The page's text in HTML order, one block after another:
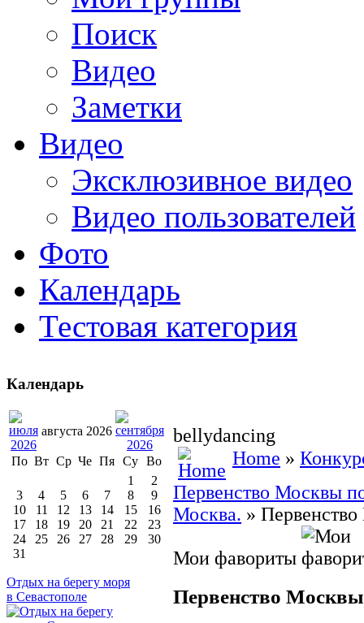
Поиск
Видео
Заметки
Видео
Эксклюзивное видео
Видео пользователей
Фото
Календарь
Тестовая категория
bellydancing
Home »
Первенство Москвы
Москва. »
Мои фавориты
Первенство
Календарь
августа 2026
По Вт Ср Че Пя Су Во
1
2
3
4 5 6 7 8
9
10
11 12 13 14 15
16
17
18 19 20 21 22
23
24
25 26 27 28 29
30
31
Отдых на берегу моря
в Севастополе